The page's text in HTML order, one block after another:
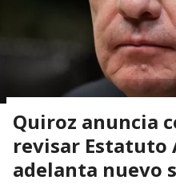
Quiroz anuncia
revisar
adelanta nuevo